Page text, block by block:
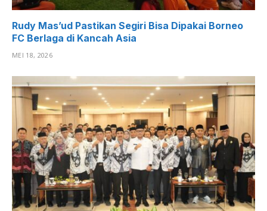
Rudy Mas’ud Pastikan Segiri Bisa Dipakai Borneo
FC Berlaga di Kancah Asia
MEI 18, 2026